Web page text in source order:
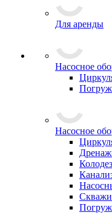
Для аренды
Насосное
Насосное